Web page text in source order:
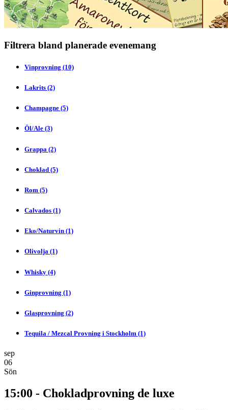
Filtrera bland planerade evenemang
Vinprovning (10)
Lakrits (2)
Champagne (5)
Öl/Ale (3)
Grappa (2)
Choklad (5)
Rom (5)
Calvados (1)
Eko/Naturvin (1)
Olivolja (1)
Whisky (4)
Ginprovning (1)
Glasprovning (2)
Tequila / Mezcal Provning i Stockholm (1)
sep
06
Sön
15:00 - Chokladprovning de luxe